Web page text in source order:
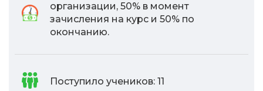
организации, 50% в момент
зачисления на курс и 50% по
окончанию.
Поступило учеников: 11